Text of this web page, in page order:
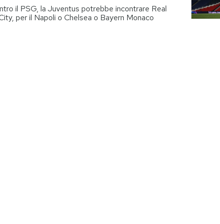
il PSG, la Juventus potrebbe incontrare Real
per il Napoli o Chelsea o Bayern Monaco